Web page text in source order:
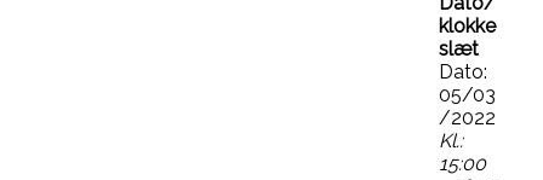
klokke
slæt
Dato:
05/03
/2022
Kl.:
15:00